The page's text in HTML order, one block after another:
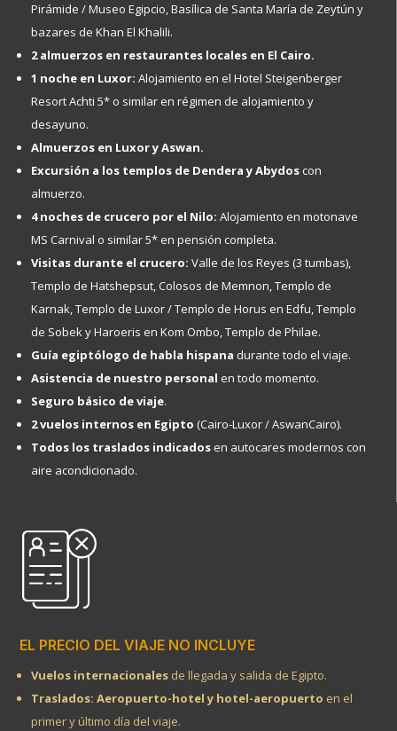
Pirámide / Museo Egipcio, Basílica de Santa María de Zeytún y
bazares de Khan El Khalili.
2 almuerzos en restaurantes locales en El Cairo.
1 noche en Luxor: Alojamiento en el Hotel Steigenberger
Resort Achti 5* o similar en régimen de alojamiento y
desayuno.
Almuerzos en Luxor y Aswan.
Excursión a los templos de Dendera y Abydos con
almuerzo.
4 noches de crucero por el Nilo: Alojamiento en motonave
MS Carnival o similar 5* en pensión completa.
Visitas durante el crucero: Valle de los Reyes (3 tumbas),
Templo de Hatshepsut, Colosos de Memnon, Templo de
Karnak, Templo de Luxor / Templo de Horus en Edfu, Templo
de Sobek y Haroeris en Kom Ombo, Templo de Philae.
Guía egiptólogo de habla hispana durante todo el viaje.
Asistencia de nuestro personal en todo momento.
Seguro básico de viaje.
2 vuelos internos en Egipto (Cairo-Luxor / AswanCairo).
Todos los traslados indicados en autocares modernos con
aire acondicionado.
EL PRECIO DEL VIAJE NO INCLUYE
Vuelos internacionales de llegada y salida de Egipto.
Traslados: Aeropuerto-hotel y hotel-aeropuerto en el
primer y último día del viaje.